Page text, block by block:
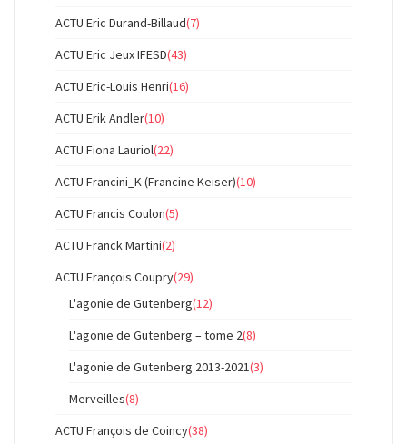
ACTU Eric Durand-Billaud(7)
ACTU Eric Jeux IFESD(43)
ACTU Eric-Louis Henri(16)
ACTU Erik Andler(10)
ACTU Fiona Lauriol(22)
ACTU Francini_K (Francine Keiser)(10)
ACTU Francis Coulon(5)
ACTU Franck Martini(2)
ACTU François Coupry(29)
L'agonie de Gutenberg(12)
L'agonie de Gutenberg – tome 2(8)
L'agonie de Gutenberg 2013-2021(3)
Merveilles(8)
ACTU François de Coincy(38)